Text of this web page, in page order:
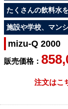
たくさんの飲料水
施設や学校、マン
mizu-Q 2000
販売価格：
注文はこ